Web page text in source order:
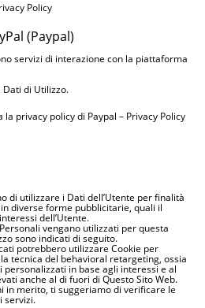
Policy
(Paypal)
servizi di interazione con la piattaforma
Dati di Utilizzo.
privacy policy di Paypal – Privacy Policy
di utilizzare i Dati dell’Utente per finalità
diverse forme pubblicitarie, quali il
dell’Utente.
vengano utilizzati per questa
sono indicati di seguito.
potrebbero utilizzare Cookie per
tecnica del behavioral retargeting, ossia
in base agli interessi e al
anche al di fuori di Questo Sito Web.
in merito, ti suggeriamo di verificare le
servizi.